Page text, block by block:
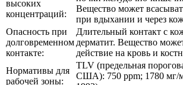
высоких
концентраций:
Вещество может
при вдыхании и через
Опасность при
долговременном
контакте:
Длительный контакт с
дерматит. Вещество
действие на кровь и
Нормативы для
рабочей зоны:
TLV (предельная
США): 750 ppm; 1780 мг/